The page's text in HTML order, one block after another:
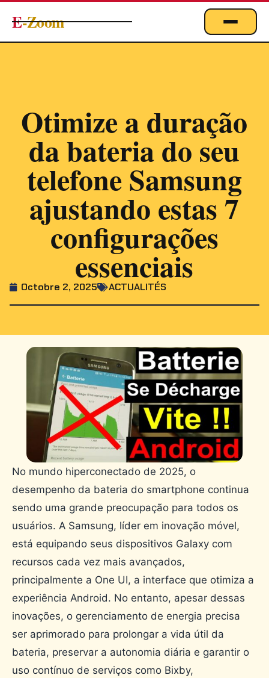
E-Zoom
EMPLOI
MARKETING & DIGITAL
TECHNOLOGIE
À PROPOS
Otimize a duração
da bateria do seu
telefone Samsung
ajustando estas 7
configurações
essenciais
Octobre 2, 2025 ACTUALITÉS
No mundo hiperconectado de 2025, o
desempenho da bateria do smartphone continua
sendo uma grande preocupação para todos os
usuários. A Samsung, líder em inovação móvel,
está equipando seus dispositivos Galaxy com
recursos cada vez mais avançados,
principalmente a One UI, a interface que otimiza a
experiência Android. No entanto, apesar dessas
inovações, o gerenciamento de energia precisa
ser aprimorado para prolongar a vida útil da
bateria, preservar a autonomia diária e garantir o
uso contínuo de serviços como Bixby,